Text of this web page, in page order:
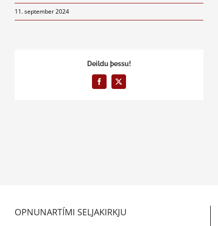
11. september 2024
Deildu þessu!
Facebook
X
OPNUNARTÍMI SELJAKIRKJU